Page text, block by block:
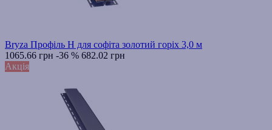
Bryza Профіль H для софіта золотий горіх 3,0 м
1065.66 грн -36 % 682.02 грн
Акція